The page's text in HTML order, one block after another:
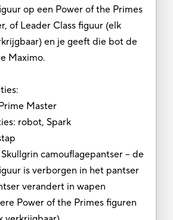
op een Power of the Primes
of Leader Class figuur (elk
en je geeft die bot de
Maximo.
Master
robot, Spark
camouflagepantser – de
is verborgen in het pantser
verandert in wapen
Power of the Primes figuren